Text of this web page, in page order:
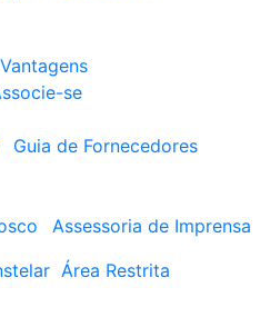
Vantagens
se
Guia de Fornecedores
Assessoria de Imprensa
Área Restrita